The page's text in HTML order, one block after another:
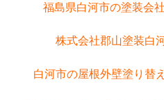
福島県白河市の塗装会
株式会社郡山塗装白
白河市の屋根外壁塗り替